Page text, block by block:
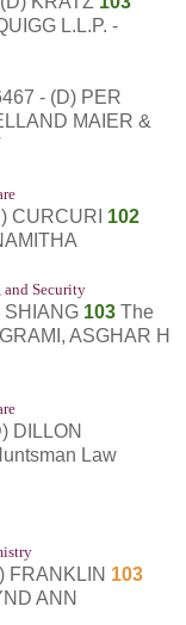
L.L.P. -
- (D) PER
MAIER &
CURCURI 102
Security
SHIANG 103 The
ASGHAR H
DILLON
Law
FRANKLIN 103
ANN